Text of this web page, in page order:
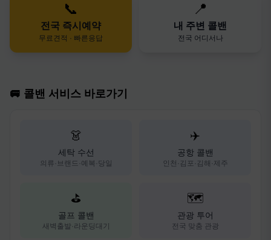
📞
전국 즉시예약
무료견적 · 빠른응답
📍
내 주변 콜밴
전국 어디서나
🚐 콜밴 서비스 바로가기
👗
세탁 수선
의류·브랜드·예복·당일
✈️
공항 콜밴
인천·김포·김해·제주
⛳
골프 콜밴
새벽출발·라운딩대기
🗺️
관광 투어
전국 맞춤 관광